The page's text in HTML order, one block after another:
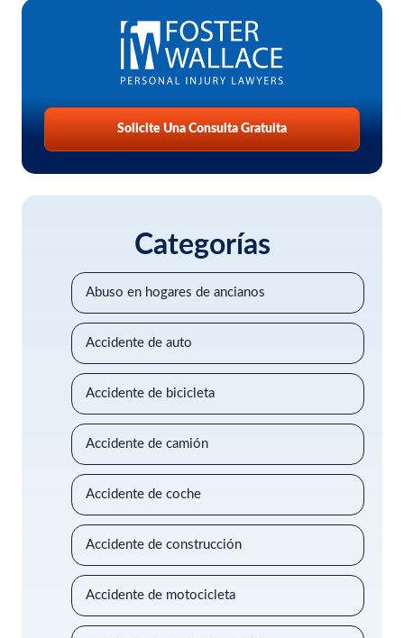
Solicite Una Consulta Gratuita
Categorías
Abuso en hogares de ancianos
Accidente de auto
Accidente de bicicleta
Accidente de camión
Accidente de coche
Accidente de construcción
Accidente de motocicleta